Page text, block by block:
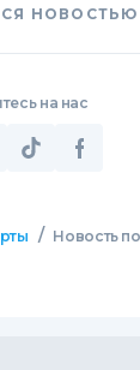
НОВОСТЬЮ
на нас
/ Новость